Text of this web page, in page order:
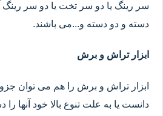
سر رینگ یا دو سر تخت یا دو سر رینگ
دسته و دو دسته و...می باشند.
ابزار تراش و برش
ابزار تراش و برش را هم می توان
دانست یا به علت تنوع بالا خود آنها را